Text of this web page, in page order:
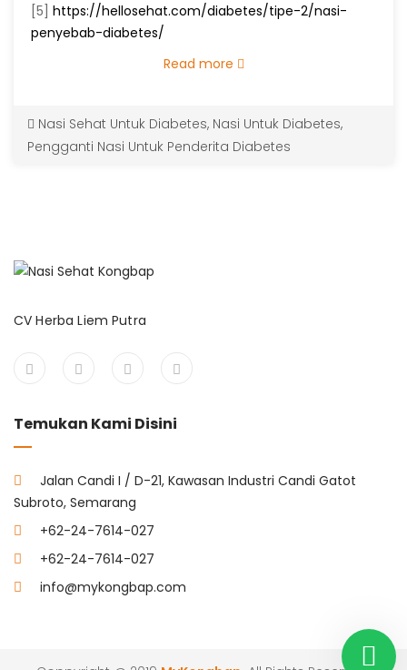
[5] https://hellosehat.com/diabetes/tipe-2/nasi-
penyebab-diabetes/
Read more
Nasi Sehat Untuk Diabetes, Nasi Untuk Diabetes,
Pengganti Nasi Untuk Penderita Diabetes
CV Herba Liem Putra
Temukan Kami Disini
Jalan Candi I / D-21, Kawasan Industri Candi Gatot
Subroto, Semarang
+62-24-7614-027
+62-24-7614-027
info@mykongbap.com